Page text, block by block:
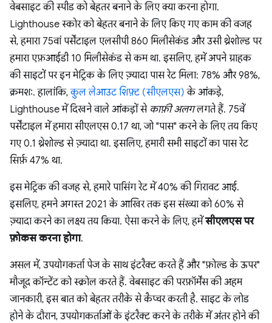
वेबसाइट की स्पीड को बेहतर बनाने के लिए क्या करना होगा.
Lighthouse स्कोर को बेहतर बनाने के लिए किए गए काम की वजह
से, हमारा 75वां पर्सेंटाइल एलसीपी 860 मिलीसेकंड और उसी थ्रेशोल्ड पर
हमारा एफ़आईडी 10 मिलीसेकंड से कम था. इसलिए, हमें अपने ग्राहक
की साइटों पर इन मेट्रिक के लिए ज़्यादा पास रेट मिला: 78% और 98%,
क्रमशः. हालांकि,कुल लेआउट शिफ़्ट (सीएलएस) के आंकड़े,
Lighthouse में दिखने वाले आंकड़ों से काफ़ी अलगलगते हैं. 75वें
पर्सेंटाइल में हमारा सीएलएस 0.17 था, जो "पास" करने के लिए तय किए
गए 0.1 थ्रेशोल्ड से ज़्यादा था. इसलिए, हमारी सभी साइटों का पास रेट
सिर्फ़ 47% था.
इस मेट्रिक की वजह से, हमारे पासिंग रेट में 40% की गिरावट आई.
इसलिए, हमने अगस्त 2021 के आखिर तक इस संख्या को 60% से
ज़्यादा करने का लक्ष्य तय किया. ऐसा करने के लिए, हमेंसीएलएस पर
फ़ोकस करना होगा.
असल में, उपयोगकर्ता पेज के साथ इंटरैक्ट करते हैं और "फ़ोल्ड के ऊपर"
मौजूद कॉन्टेंट को स्क्रोल करते हैं. वेबसाइट की परफ़ॉर्मेंस की अहम
जानकारी, इस बात को बेहतर तरीके से कैप्चर करती है. साइट के लोड
होने के दौरान, उपयोगकर्ताओं के इंटरैक्ट करने के तरीके में अंतर होने की